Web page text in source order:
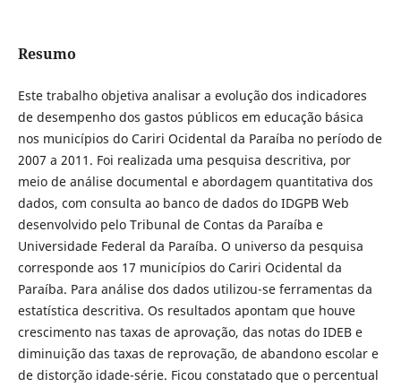
Resumo
Este trabalho objetiva analisar a evolução dos indicadores
de desempenho dos gastos públicos em educação básica
nos municípios do Cariri Ocidental da Paraíba no período de
2007 a 2011. Foi realizada uma pesquisa descritiva, por
meio de análise documental e abordagem quantitativa dos
dados, com consulta ao banco de dados do IDGPB Web
desenvolvido pelo Tribunal de Contas da Paraíba e
Universidade Federal da Paraíba. O universo da pesquisa
corresponde aos 17 municípios do Cariri Ocidental da
Paraíba. Para análise dos dados utilizou-se ferramentas da
estatística descritiva. Os resultados apontam que houve
crescimento nas taxas de aprovação, das notas do IDEB e
diminuição das taxas de reprovação, de abandono escolar e
de distorção idade-série. Ficou constatado que o percentual